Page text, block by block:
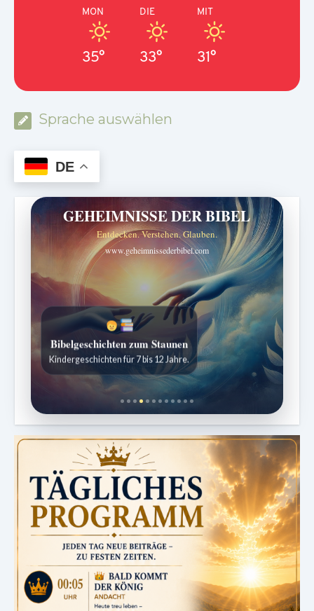
MON
35°
DIE
33°
MIT
31°
Sprache auswählen
DE
GEHEIMNISSE DER BIBEL
Entdecken. Verstehen. Glauben.
www.geheimnissederbibel.com
Bibelgeschichten zum Staunen
Kindergeschichten für 7 bis 12 Jahre.